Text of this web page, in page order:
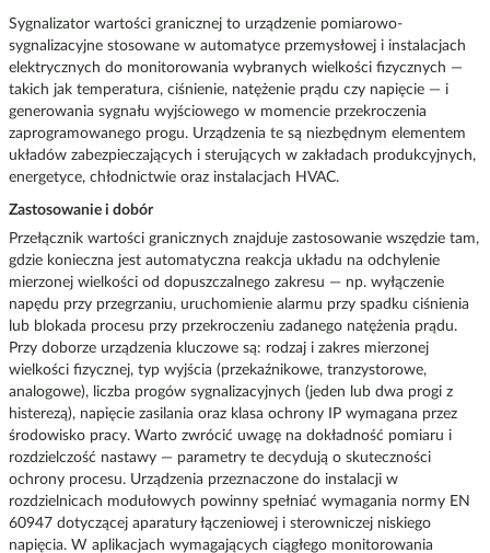
Sygnalizator wartości granicznej to urządzenie pomiarowo-
sygnalizacyjne stosowane w automatyce przemysłowej i instalacjach
elektrycznych do monitorowania wybranych wielkości fizycznych —
takich jak temperatura, ciśnienie, natężenie prądu czy napięcie — i
generowania sygnału wyjściowego w momencie przekroczenia
zaprogramowanego progu. Urządzenia te są niezbędnym elementem
układów zabezpieczających i sterujących w zakładach produkcyjnych,
energetyce, chłodnictwie oraz instalacjach HVAC.
Zastosowanie i dobór
Przełącznik wartości granicznych znajduje zastosowanie wszędzie tam,
gdzie konieczna jest automatyczna reakcja układu na odchylenie
mierzonej wielkości od dopuszczalnego zakresu — np. wyłączenie
napędu przy przegrzaniu, uruchomienie alarmu przy spadku ciśnienia
lub blokada procesu przy przekroczeniu zadanego natężenia prądu.
Przy doborze urządzenia kluczowe są: rodzaj i zakres mierzonej
wielkości fizycznej, typ wyjścia (przekaźnikowe, tranzystorowe,
analogowe), liczba progów sygnalizacyjnych (jeden lub dwa progi z
histerezą), napięcie zasilania oraz klasa ochrony IP wymagana przez
środowisko pracy. Warto zwrócić uwagę na dokładność pomiaru i
rozdzielczość nastawy — parametry te decydują o skuteczności
ochrony procesu. Urządzenia przeznaczone do instalacji w
rozdzielnicach modułowych powinny spełniać wymagania normy EN
60947 dotyczącej aparatury łączeniowej i sterowniczej niskiego
napięcia. W aplikacjach wymagających ciągłego monitorowania